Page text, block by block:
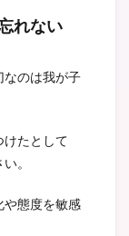
れない
なのは我が子
けたとして
。
や態度を敏感